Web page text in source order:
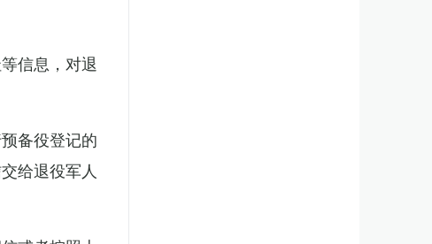
信息，对退
备役登记的
给退役军人